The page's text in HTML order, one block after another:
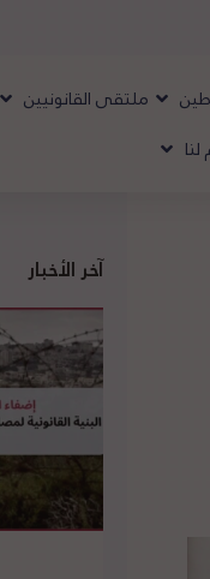
ملتقى القانونيين
آخر الأخبار